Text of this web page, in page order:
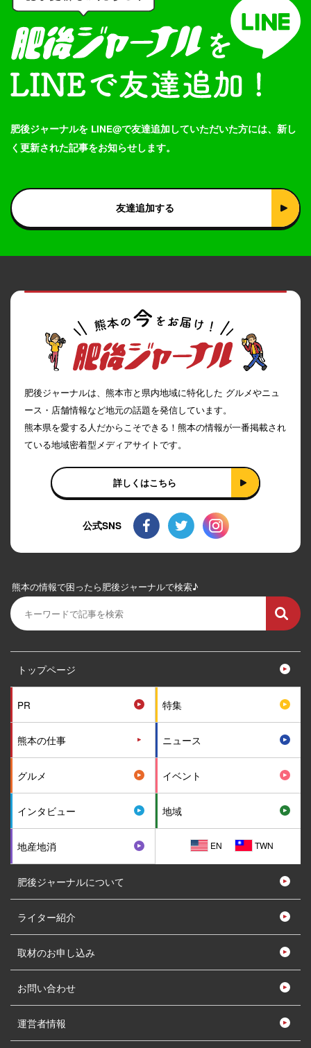
肥後ジャーナルを LINE@で友達追加していただいた方には、新し
く更新された記事をお知らせします。
友達追加する
肥後ジャーナルは、熊本市と県内地域に特化した グルメやニュ
ース・店舗情報など地元の話題を発信しています。
熊本県を愛する人だからこそできる！熊本の情報が一番掲載され
ている地域密着型メディアサイトです。
詳しくはこちら
公式SNS
熊本の情報で困ったら肥後ジャーナルで検索♪
トップページ
PR 特集
熊本の仕事 ニュース
グルメ イベント
インタビュー 地域
地産地消 EN TWN
肥後ジャーナルについて
ライター紹介
取材のお申し込み
お問い合わせ
運営者情報